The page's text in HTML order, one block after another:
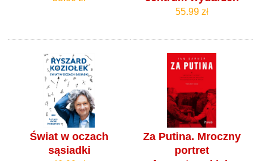
55.99 zł
Świat w oczach
sąsiadki
Za Putina. Mroczny
portret